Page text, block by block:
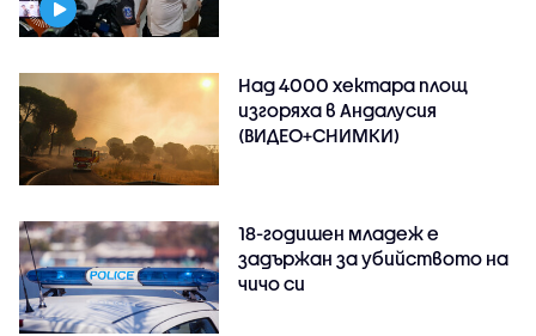
Над 4000 хектара площ
изгоряха в Андалусия
(ВИДЕО+СНИМКИ)
18-годишен младеж е
задържан за убийството на
чичо си